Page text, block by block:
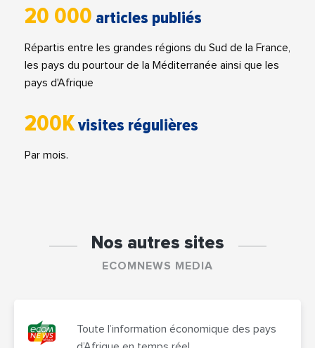
20 000 articles publiés
Répartis entre les grandes régions du Sud de la France,
les pays du pourtour de la Méditerranée ainsi que les
pays d'Afrique
200Kvisites régulières
Par mois.
Nos autres sites
ECOMNEWS MEDIA
Toute l’information économique des pays